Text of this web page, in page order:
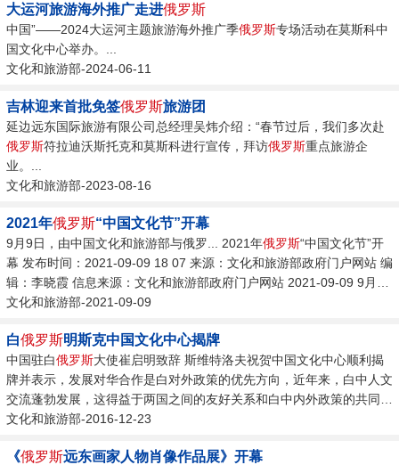
大运河旅游海外推广走进俄罗斯
中国”——2024大运河主题旅游海外推广季俄罗斯专场活动在莫斯科中
国文化中心举办。...
文化和旅游部-2024-06-11
吉林迎来首批免签俄罗斯旅游团
延边远东国际旅游有限公司总经理吴炜介绍：“春节过后，我们多次赴
俄罗斯符拉迪沃斯托克和莫斯科进行宣传，拜访俄罗斯重点旅游企
业。...
文化和旅游部-2023-08-16
2021年俄罗斯“中国文化节”开幕
9月9日，由中国文化和旅游部与俄罗... 2021年俄罗斯“中国文化节”开
幕 发布时间：2021-09-09 18 07 来源：文化和旅游部政府门户网站 编
辑：李晓霞 信息来源：文化和旅游部政府门户网站 2021-09-09 9月9
日，由中国文化和旅游部与
比莫娃分别致开幕词。...
文化和旅游部-2021-09-09
白俄罗斯明斯克中国文化中心揭牌
中国驻白俄罗斯大使崔启明致辞 斯维特洛夫祝贺中国文化中心顺利揭
牌并表示，发展对华合作是白对外政策的优先方向，近年来，白中人文
交流蓬勃发展，这得益于两国之间的友好关系和白中内外政策的共同
性。...
文化和旅游部-2016-12-23
《俄罗斯远东画家人物肖像作品展》开幕